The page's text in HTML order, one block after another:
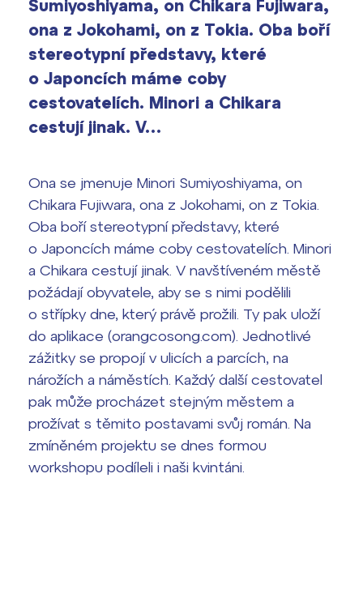
Výsledky 1. kola přijímacího řízení
2026/2027
Maturitní zkoušky
Europass
Zahraniční stipendia
ČAG studentský
Maturitní témata
Pomoc! Mám problém!
Harmonogram školního roku
Termíny maturit
vyhledávání
Bakaláři
Sumiyoshiyama, on Chikara Fujiwara,
ona z Jokohami, on z Tokia. Oba boří
stereotypní představy, které
o Japoncích máme coby
cestovatelích. Minori a Chikara
cestují jinak. V…
Ona se jmenuje Minori Sumiyoshiyama, on
Chikara Fujiwara, ona z Jokohami, on z Tokia.
Oba boří stereotypní představy, které
o Japoncích máme coby cestovatelích. Minori
a Chikara cestují jinak. V navštíveném městě
požádají obyvatele, aby se s nimi podělili
o střípky dne, který právě prožili. Ty pak uloží
do aplikace (orangcosong.com). Jednotlivé
zážitky se propojí v ulicích a parcích, na
nárožích a náměstích. Každý další cestovatel
pak může procházet stejným městem a
prožívat s těmito postavami svůj román. Na
zmíněném projektu se dnes formou
workshopu podíleli i naši kvintáni.